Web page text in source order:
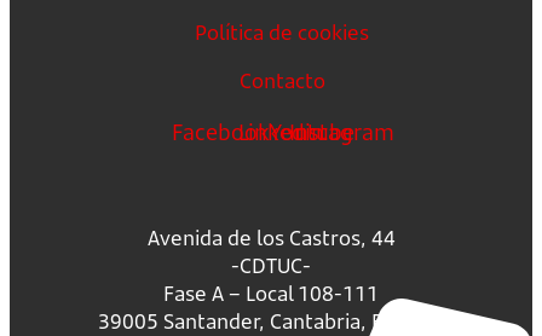
Política de cookies
Contacto
FacebookLinkedin
Youtube
Instagram
Avenida de los Castros, 44
-CDTUC-
Fase A – Local 108-111
39005 Santander, Cantabria, España.